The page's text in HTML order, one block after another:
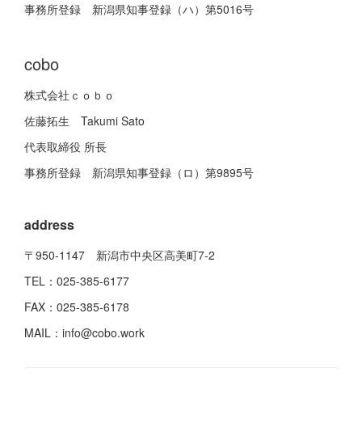
事務所登録 新潟県知事登録（ハ）第5016号
cobo
株式会社ｃｏｂｏ
佐藤拓生 Takumi Sato
代表取締役 所長
事務所登録 新潟県知事登録（ロ）第9895号
address
〒950-1147 新潟市中央区高美町7-2
TEL：025-385-6177
FAX：025-385-6178
MAIL：info@cobo.work